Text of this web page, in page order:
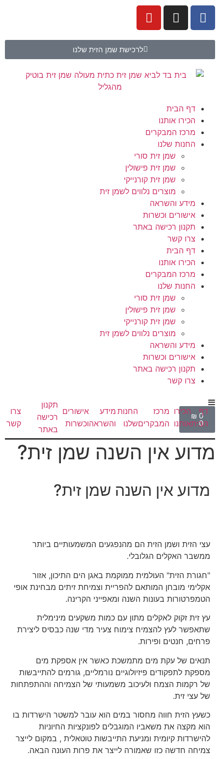
לרכישת שמן הזית שלנו
דף הבית
הכירו אותנו
מרכז המבקרים
החנות שלנו
שמן זית סורי
שמן זית פישולין
שמן זית קורנייקי
מוצרים נלווים לשמן זית
מידע והשראה
אישורים וכשרות
תקנון רכישה באתר
צרו קשר
דף הבית
הכירו אותנו
מרכז המבקרים
החנות שלנו
שמן זית סורי
שמן זית פישולין
שמן זית קורנייקי
מוצרים נלווים לשמן זית
מידע והשראה
אישורים וכשרות
תקנון רכישה באתר
צרו קשר
דף
הבית
הכירו
אותנו
מרכז
המבקרים
החנות
שלנו
מידע
והשראה
אישורים
וכשרות
תקנון
רכישה
באתר
צרו
קשר
₪ 0
0
מדוע אין השנה שמן זית?
מדוע אין השנה שמן זית?
עצי הזית ושמן הזית הם מהנפגעים המשמעותיים ביותר
ממשבר האקלים הגלובלי.
"חגורת הזית" העולמית ממוקמת באגן הים התיכון, אזור
אקלימי מובחן המותאם להפריית וצמיחת זיתים מבחינת אופי
הטמפרטורות בעונות השנה ומאפייני הקרינה.
עץ זית זקוק לאקלים מתון עם כמות משקעים מינימלית
שתאפשר לעץ להצמיח צימוח צעיר מדי שנה כבסיס ליצירת
פרחים, חנטים ופירות.
תנאים של עקת מים מתמשכת כאשר אין אספקת מים
מספקת לתפקודים פיזיולוגיים נורמליים, גורמים להתייבשות
של רקמות הצמח ולעיכוב משמעותי של הצמיחה וההתפתחות
של עצי זית.
כשעץ הזית חווה מחסור במים הוא עובר למשטר הישרדות בו
הוא מקצה את משאביו המוגבלים לפונקציות החיוניות
להישרדות קיומית ומניעת התייבשות טוטאלית , במקום לייצר
צמיחה חדשה כזו שאמורה לייצר את פרות העונה הבאה.